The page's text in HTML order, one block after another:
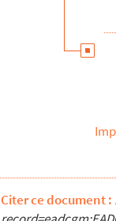
REC M 1-4.
Citer ce document :